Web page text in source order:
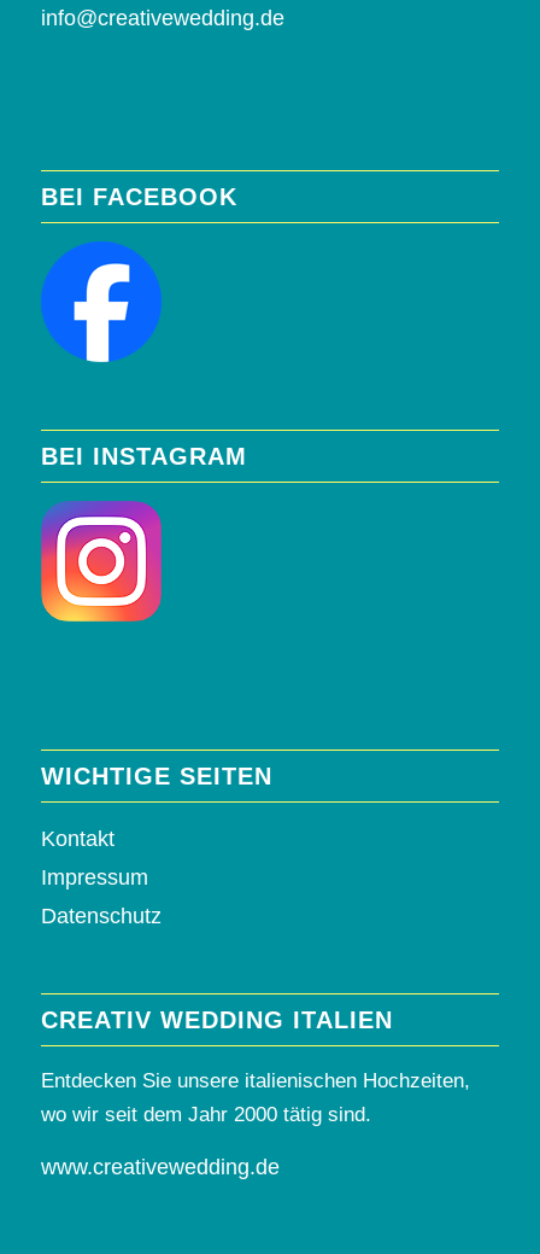
info@creativewedding.de
BEI FACEBOOK
BEI INSTAGRAM
WICHTIGE SEITEN
Kontakt
Impressum
Datenschutz
CREATIV WEDDING ITALIEN
Entdecken Sie unsere italienischen Hochzeiten,
wo wir seit dem Jahr 2000 tätig sind.
www.creativewedding.de